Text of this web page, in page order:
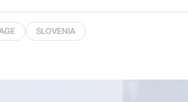
SLOVENIA